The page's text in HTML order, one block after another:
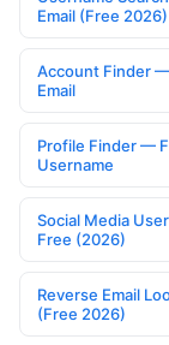
Email (Free 2026)
Account Finder
Email
Profile Finder —
Username
Social Media
Free (2026)
Reverse Email
(Free 2026)